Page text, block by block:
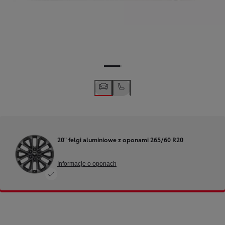
20" felgi aluminiowe z oponami 265/60 R20
Informacje o oponach